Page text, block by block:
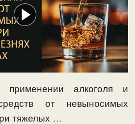
применении алкоголя и
от невыносимых
тяжелых …